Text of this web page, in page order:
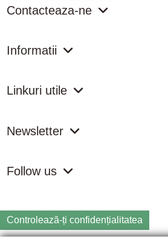
Contacteaza-ne
Informatii
Linkuri utile
Newsletter
Follow us
Controlează-ți confidențialitatea